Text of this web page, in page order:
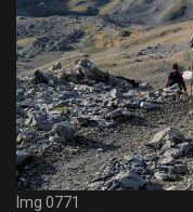
Img 0771